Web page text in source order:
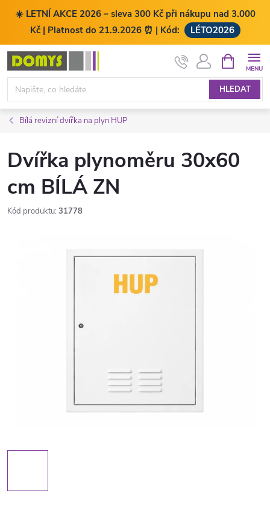
☀️ LETNÍ AKCE 2026 – sleva 300 Kč při nákupu nad 3.000
Kč | Platnost do 21.9.2026 ⏰ | Kód:
LÉTO2026
Přejít
obsah
HLEDAT
NÁKUPNÍ
KOŠÍK
Bílá revizní dvířka na plyn HUP
Dvířka plynoměru 30x60
cm BÍLÁ ZN
Kód produktu: 31778